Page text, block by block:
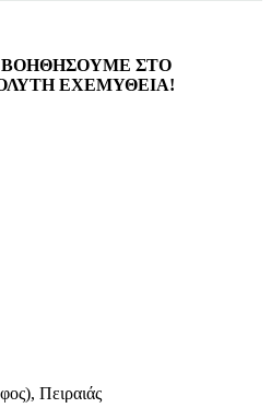
ΒΟΗΘΗΣΟΥΜΕ ΣΤΟ
ΕΧΕΜΥΘΕΙΑ!
Πειραιάς